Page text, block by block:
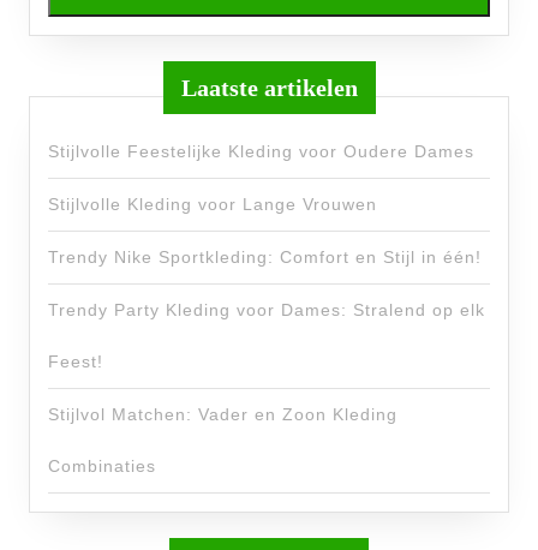
Laatste artikelen
Stijlvolle Feestelijke Kleding voor Oudere Dames
Stijlvolle Kleding voor Lange Vrouwen
Trendy Nike Sportkleding: Comfort en Stijl in één!
Trendy Party Kleding voor Dames: Stralend op elk
Feest!
Stijlvol Matchen: Vader en Zoon Kleding
Combinaties